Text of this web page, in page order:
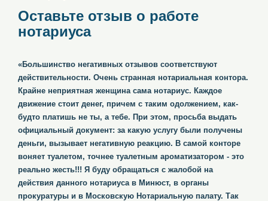
Оставьте отзыв о работе
нотариуса
«Большинство негативных отзывов соответствуют
действительности. Очень странная нотариальная контора.
Крайне неприятная женщина сама нотариус. Каждое
движение стоит денег, причем с таким одолжением, как-
будто платишь не ты, а тебе. При этом, просьба выдать
официальный документ: за какую услугу были получены
деньги, вызывает негативную реакцию. В самой конторе
воняет туалетом, точнее туалетным ароматизатором - это
реально жесть!!! Я буду обращаться с жалобой на
действия данного нотариуса в Минюст, в органы
прокуратуры и в Московскую Нотариальную палату. Так